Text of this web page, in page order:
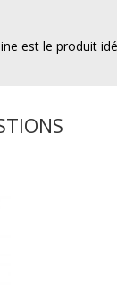
est le produit